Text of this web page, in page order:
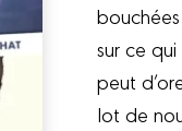
sur ce
peut
lot de